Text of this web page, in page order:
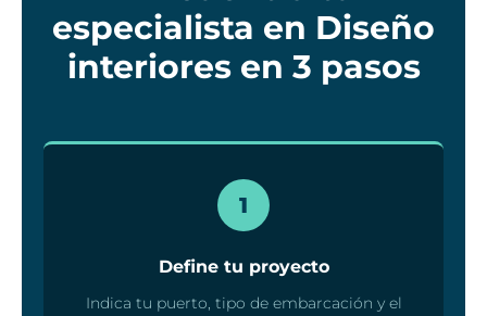
especialista en Diseño
interiores en 3 pasos
1
Define tu proyecto
Indica tu puerto, tipo de embarcación y el